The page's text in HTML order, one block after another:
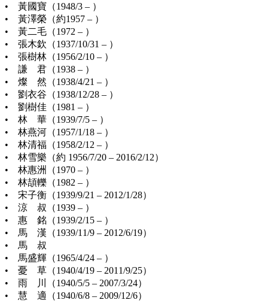
• 黃國寶（1948/3 – ）
• 黃澤榮（約1957 – ）
• 黃二毛（1972 – ）
• 張木欽（1937/10/31 – ）
• 張樹林（1956/2/10 – ）
• 謙 君（1938 – ）
• 燦 然（1938/4/21 – ）
• 劉衣谷（1938/12/28 – ）
• 劉樹佳（1981 – ）
• 林 華（1939/7/5 – ）
• 林燕河（1957/1/18 – ）
• 林清福（1958/2/12 – ）
• 林雪樂（約 1956/7/20 – 2016/2/12）
• 林惠洲（1970 – ）
• 林頡轢（1982 – ）
• 宋子衡（1939/9/21 – 2012/1/28）
• 涼 叔（1939 – ）
• 惠 銘（1939/2/15 – ）
• 馬 漢（1939/11/9 – 2012/6/19）
• 馬 叔
• 馬盛輝（1965/4/24 – ）
• 憂 草（1940/4/19 – 2011/9/25）
• 雨 川（1940/5/5 – 2007/3/24）
• 慧 適（1940/6/8 – 2009/12/6）